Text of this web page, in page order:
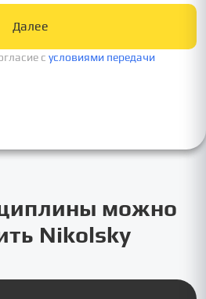
c условиями передачи
Далее
можно
Nikolsky